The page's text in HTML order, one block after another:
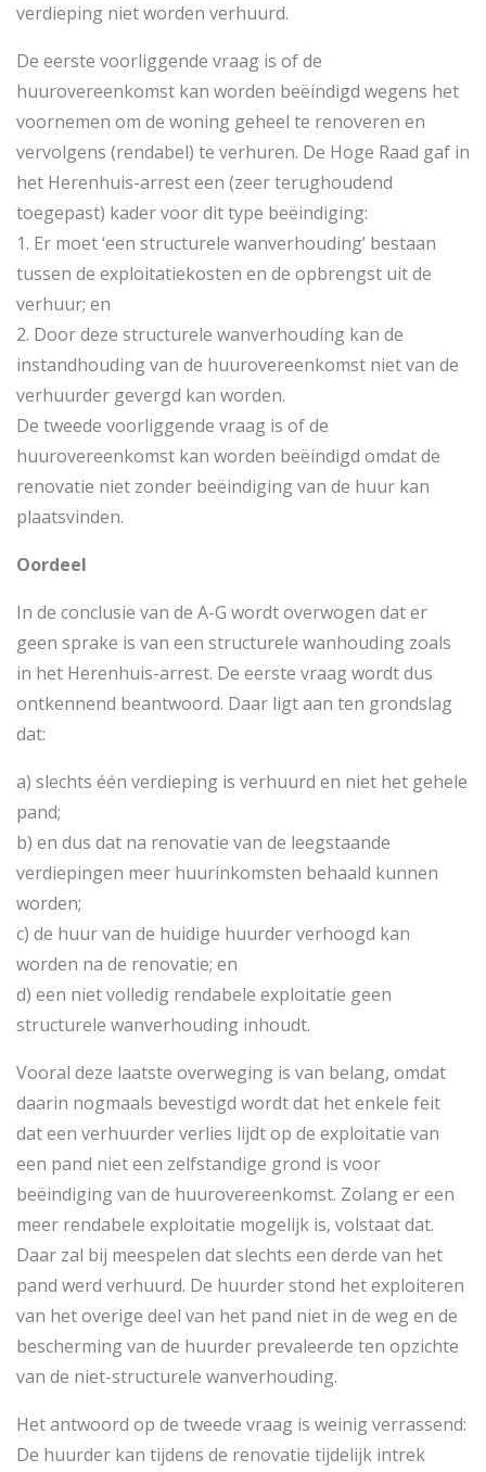
verdieping niet worden verhuurd.
De eerste voorliggende vraag is of de
huurovereenkomst kan worden beëindigd wegens het
voornemen om de woning geheel te renoveren en
vervolgens (rendabel) te verhuren. De Hoge Raad gaf in
het Herenhuis-arrest een (zeer terughoudend
toegepast) kader voor dit type beëindiging:
1. Er moet ‘een structurele wanverhouding’ bestaan
tussen de exploitatiekosten en de opbrengst uit de
verhuur; en
2. Door deze structurele wanverhouding kan de
instandhouding van de huurovereenkomst niet van de
verhuurder gevergd kan worden.
De tweede voorliggende vraag is of de
huurovereenkomst kan worden beëindigd omdat de
renovatie niet zonder beëindiging van de huur kan
plaatsvinden.
Oordeel
In de conclusie van de A-G wordt overwogen dat er
geen sprake is van een structurele wanhouding zoals
in het Herenhuis-arrest. De eerste vraag wordt dus
ontkennend beantwoord. Daar ligt aan ten grondslag
dat:
a) slechts één verdieping is verhuurd en niet het gehele
pand;
b) en dus dat na renovatie van de leegstaande
verdiepingen meer huurinkomsten behaald kunnen
worden;
c) de huur van de huidige huurder verhoogd kan
worden na de renovatie; en
d) een niet volledig rendabele exploitatie geen
structurele wanverhouding inhoudt.
Vooral deze laatste overweging is van belang, omdat
daarin nogmaals bevestigd wordt dat het enkele feit
dat een verhuurder verlies lijdt op de exploitatie van
een pand niet een zelfstandige grond is voor
beëindiging van de huurovereenkomst. Zolang er een
meer rendabele exploitatie mogelijk is, volstaat dat.
Daar zal bij meespelen dat slechts een derde van het
pand werd verhuurd. De huurder stond het exploiteren
van het overige deel van het pand niet in de weg en de
bescherming van de huurder prevaleerde ten opzichte
van de niet-structurele wanverhouding.
Het antwoord op de tweede vraag is weinig verrassend:
De huurder kan tijdens de renovatie tijdelijk intrek